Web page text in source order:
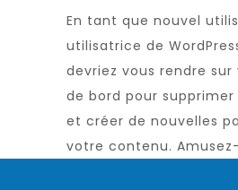
En tant que nouvel
utilisatrice de
devriez vous rendre sur
de bord pour
et créer de nouvelles
votre contenu.